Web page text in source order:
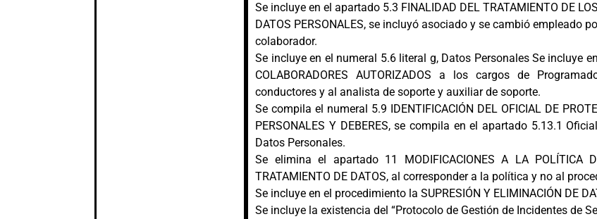
Se incluye en el apartado 5.3 FINALIDAD DEL TRATAMIENTO DE LOS
DATOS PERSONALES, se incluyó asociado y se cambió empleado
colaborador.
Se incluye en el numeral 5.6 literal g, Datos Personales Se incluye
COLABORADORES AUTORIZADOS a los cargos de
conductores y al analista de soporte y auxiliar de soporte.
Se compila el numeral 5.9 IDENTIFICACIÓN DEL OFICIAL DE
PERSONALES Y DEBERES, se compila en el apartado 5.13.1
Datos Personales.
Se elimina el apartado 11 MODIFICACIONES A LA POLÍTICA
TRATAMIENTO DE DATOS, al corresponder a la política y no al
Se incluye en el procedimiento la SUPRESIÓN Y ELIMINACIÓN DE
Se incluye la existencia del “Protocolo de Gestión de Incidentes de